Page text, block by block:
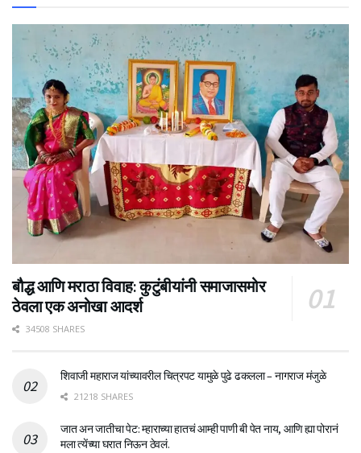
बौद्ध आणि मराठा विवाह: कुटुंबीयांनी समाजासमोर
ठेवला एक अनोखा आदर्श
34508 SHARES
शिवाजी महाराज यांच्यावरील चित्रपट यामुळे पुढे ढकलला – नागराज मंजुळे
21218 SHARES
जात अन जातीचा पेट: म्हाराच्या हातचं आम्ही पाणी बी पेत नाय, आणि ह्या पोरानं
मला त्येंच्या घरात निऊन ठेवलं.